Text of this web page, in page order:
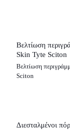
Βελτίωση
Skin Tyte Sciton
Βελτίωση
Sciton
Διεσταλμένοι